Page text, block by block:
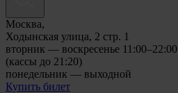
Москва,
Ходынская улица, 2 стр. 1
вторник — воскресенье 11:00–22:00
(кассы до 21:20)
понедельник — выходной
Купить билет